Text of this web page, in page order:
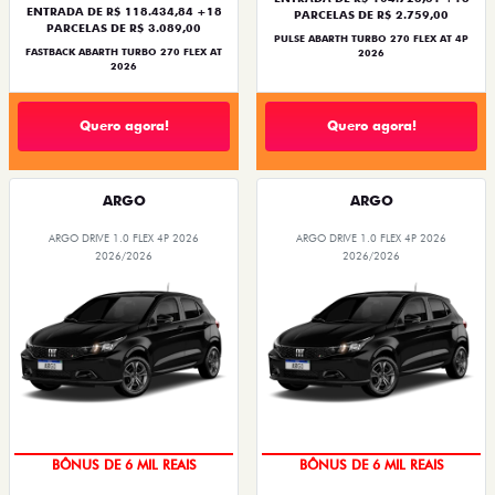
ENTRADA DE R$ 118.434,84 +18
PARCELAS DE R$ 3.089,00
FASTBACK ABARTH TURBO 270 FLEX AT
2026
Quero agora!
PARCELAS DE R$ 2.759,00
PULSE ABARTH TURBO 270 FLEX AT 4P
2026
Quero agora!
ARGO
ARGO DRIVE 1.0 FLEX 4P 2026
2026/2026
BÔNUS DE 6 MIL REAIS
ARGO
ARGO DRIVE 1.0 FLEX 4P 2026
2026/2026
BÔNUS DE 6 MIL REAIS